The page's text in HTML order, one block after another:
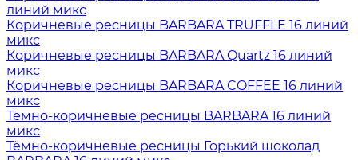
линий микс
Коричневые ресницы BARBARA TRUFFLE 16 линий
микс
Коричневые ресницы BARBARA Quartz 16 линий
микс
Коричневые ресницы BARBARA COFFEE 16 линий
микс
Тёмно-коричневые ресницы BARBARA 16 линий
микс
Тёмно-коричневые ресницы Горький шоколад